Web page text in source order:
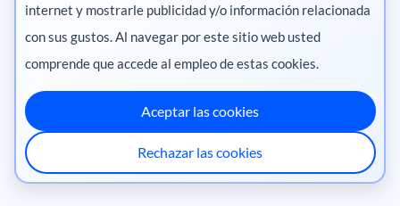
Pharma
México
·
Ecuador·Perú·
Centroamérica
Chile
internet y mostrarle publicidad y/o información relacionada
con sus gustos. Al navegar por este sitio web usted
comprende que accede al empleo de estas cookies.
Aceptar las cookies
Rechazar las cookies